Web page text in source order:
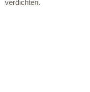
verdichten.